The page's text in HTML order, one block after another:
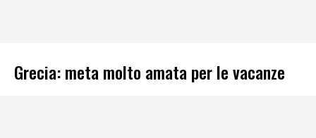
Grecia: meta molto amata per le vacanze